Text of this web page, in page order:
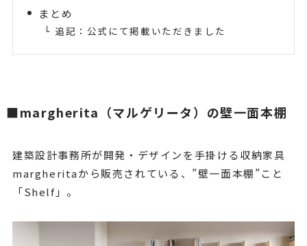
まとめ
追記：公式にて掲載いただきました
■margherita（マルゲリータ）の壁一面本棚
建築設計事務所が開発・デザインを手掛ける収納家具
margheritaから販売されている、”壁一面本棚”こと
「Shelf」。